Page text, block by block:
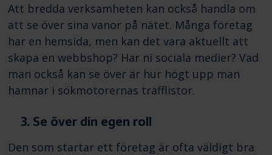
Att bredda verksamheten kan också handla om
att se över sina vanor på nätet. Många företag
har en hemsida, men kan det vara aktuellt att
skapa en webbshop? Har ni sociala medier? Vad
man också kan se över är hur högt upp man
hamnar i sökmotorernas träfflistor.
3. Se över din egen roll
Den som startar ett företag är ofta väldigt bra